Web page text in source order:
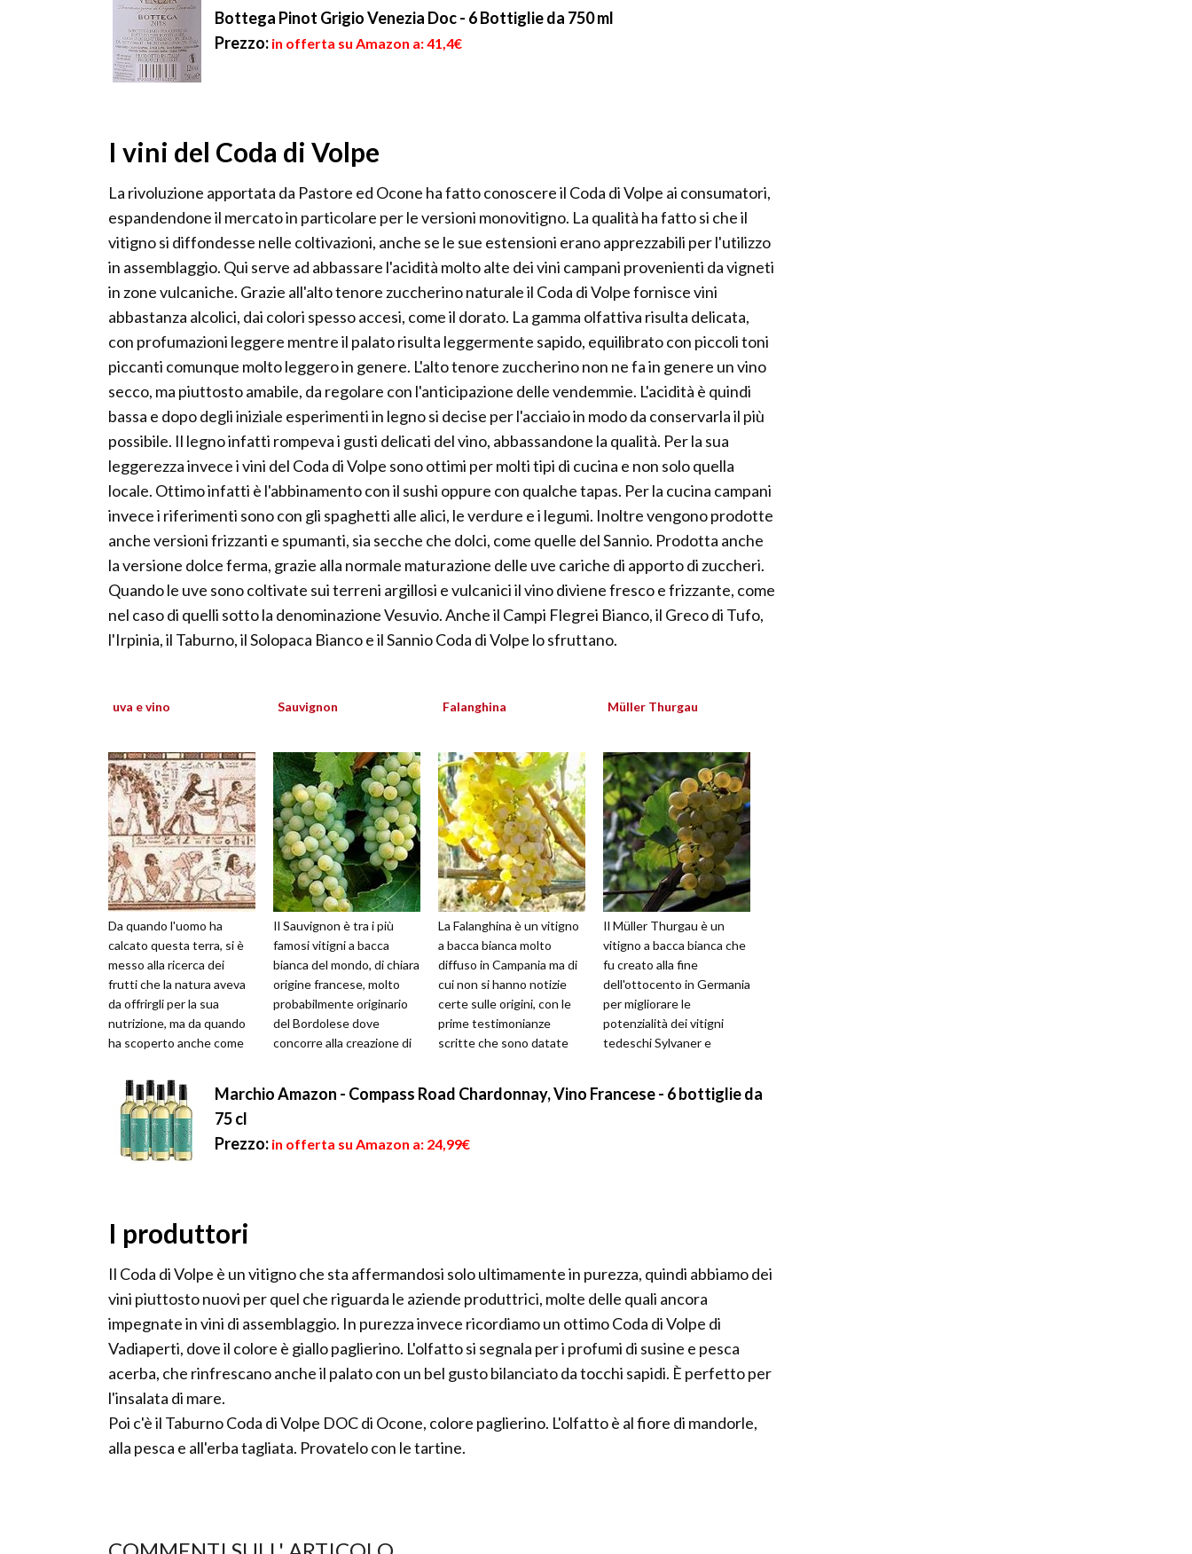
Bottega Pinot Grigio Venezia Doc - 6 Bottiglie da 750 ml
Prezzo: in offerta su Amazon a: 41,4€
I vini del Coda di Volpe
La rivoluzione apportata da Pastore ed Ocone ha fatto conoscere il Coda di Volpe ai consumatori,
espandendone il mercato in particolare per le versioni monovitigno. La qualità ha fatto si che il
vitigno si diffondesse nelle coltivazioni, anche se le sue estensioni erano apprezzabili per l'utilizzo
in assemblaggio. Qui serve ad abbassare l'acidità molto alte dei vini campani provenienti da vigneti
in zone vulcaniche. Grazie all'alto tenore zuccherino naturale il Coda di Volpe fornisce vini
abbastanza alcolici, dai colori spesso accesi, come il dorato. La gamma olfattiva risulta delicata,
con profumazioni leggere mentre il palato risulta leggermente sapido, equilibrato con piccoli toni
piccanti comunque molto leggero in genere. L'alto tenore zuccherino non ne fa in genere un vino
secco, ma piuttosto amabile, da regolare con l'anticipazione delle vendemmie. L'acidità è quindi
bassa e dopo degli iniziale esperimenti in legno si decise per l'acciaio in modo da conservarla il più
possibile. Il legno infatti rompeva i gusti delicati del vino, abbassandone la qualità. Per la sua
leggerezza invece i vini del Coda di Volpe sono ottimi per molti tipi di cucina e non solo quella
locale. Ottimo infatti è l'abbinamento con il sushi oppure con qualche tapas. Per la cucina campani
invece i riferimenti sono con gli spaghetti alle alici, le verdure e i legumi. Inoltre vengono prodotte
anche versioni frizzanti e spumanti, sia secche che dolci, come quelle del Sannio. Prodotta anche
la versione dolce ferma, grazie alla normale maturazione delle uve cariche di apporto di zuccheri.
Quando le uve sono coltivate sui terreni argillosi e vulcanici il vino diviene fresco e frizzante, come
nel caso di quelli sotto la denominazione Vesuvio. Anche il Campi Flegrei Bianco, il Greco di Tufo,
l'Irpinia, il Taburno, il Solopaca Bianco e il Sannio Coda di Volpe lo sfruttano.
uva e vino
Da quando l'uomo ha
calcato questa terra, si è
messo alla ricerca dei
frutti che la natura aveva
da offrirgli per la sua
nutrizione, ma da quando
ha scoperto anche come
ha ...
Sauvignon
Il Sauvignon è tra i più
famosi vitigni a bacca
bianca del mondo, di chiara
origine francese, molto
probabilmente originario
del Bordolese dove
concorre alla creazione di
Falanghina
La Falanghina è un vitigno
a bacca bianca molto
diffuso in Campania ma di
cui non si hanno notizie
certe sulle origini, con le
prime testimonianze
scritte che sono datate
Müller Thurgau
Il Müller Thurgau è un
vitigno a bacca bianca che
fu creato alla fine
dell'ottocento in Germania
per migliorare le
potenzialità dei vitigni
tedeschi Sylvaner e
Marchio Amazon - Compass Road Chardonnay, Vino Francese - 6 bottiglie da
75 cl
Prezzo: in offerta su Amazon a: 24,99€
I produttori
Il Coda di Volpe è un vitigno che sta affermandosi solo ultimamente in purezza, quindi abbiamo dei
vini piuttosto nuovi per quel che riguarda le aziende produttrici, molte delle quali ancora
impegnate in vini di assemblaggio. In purezza invece ricordiamo un ottimo Coda di Volpe di
Vadiaperti, dove il colore è giallo paglierino. L'olfatto si segnala per i profumi di susine e pesca
acerba, che rinfrescano anche il palato con un bel gusto bilanciato da tocchi sapidi. È perfetto per
l'insalata di mare.
Poi c'è il Taburno Coda di Volpe DOC di Ocone, colore paglierino. L'olfatto è al fiore di mandorle,
alla pesca e all'erba tagliata. Provatelo con le tartine.